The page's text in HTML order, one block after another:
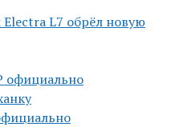
L7 обрёл новую